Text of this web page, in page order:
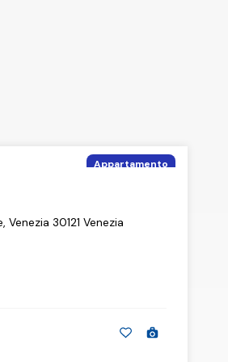
Appartamento
30121 Venezia